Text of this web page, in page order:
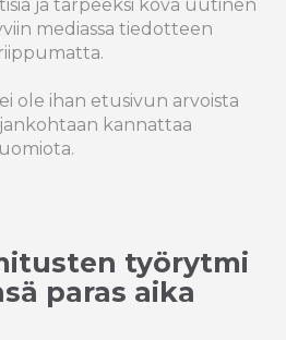
ja tarpeeksi kova uutinen
mediassa tiedotteen
ole ihan etusivun arvoista
kannattaa
työrytmi
paras aika